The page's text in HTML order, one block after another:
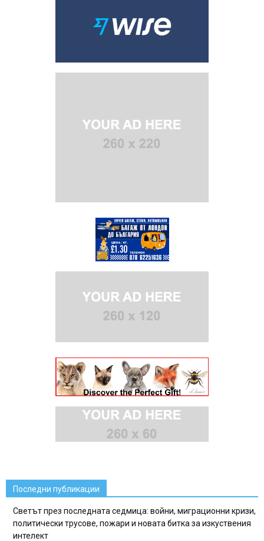
Последни публикации
Светът през последната седмица: войни, миграционни кризи,
политически трусове, пожари и новата битка за изкуствения
интелект